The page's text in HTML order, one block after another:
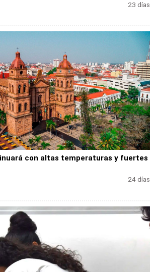
23 días
con altas temperaturas y fuertes
24 días